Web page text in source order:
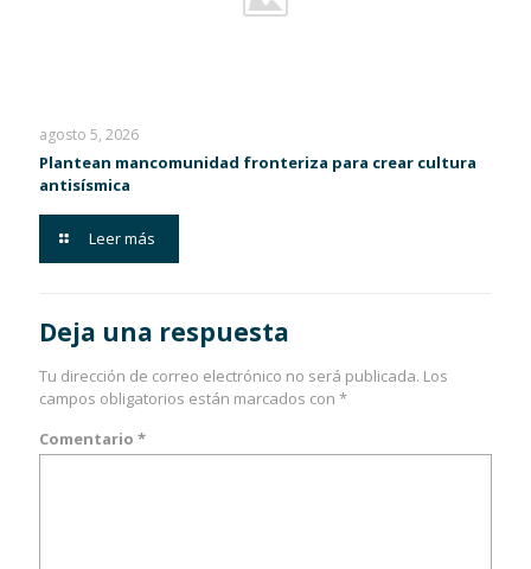
agosto 5, 2026
Plantean mancomunidad fronteriza para crear cultura
antisísmica
Leer más
Deja una respuesta
Tu dirección de correo electrónico no será publicada. Los
campos obligatorios están marcados con *
Comentario *